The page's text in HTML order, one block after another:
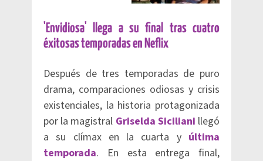
'Envidiosa' llega a su final tras cuatro
éxitosas temporadas en Neflix
Después de tres temporadas de puro
drama, comparaciones odiosas y crisis
existenciales, la historia protagonizada
por la magistral Griselda Siciliani llegó
a su clímax en la cuarta y última
temporada. En esta entrega final,